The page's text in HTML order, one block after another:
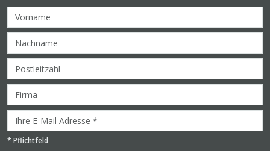
* Pflichtfeld